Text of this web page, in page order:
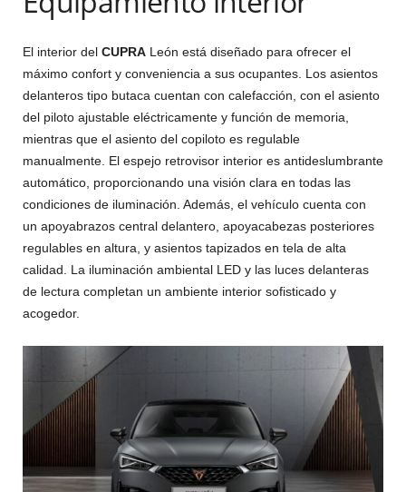
El interior del CUPRA León está diseñado para ofrecer el
máximo confort y conveniencia a sus ocupantes. Los asientos
delanteros tipo butaca cuentan con calefacción, con el asiento
del piloto ajustable eléctricamente y función de memoria,
mientras que el asiento del copiloto es regulable
manualmente. El espejo retrovisor interior es antideslumbrante
automático, proporcionando una visión clara en todas las
condiciones de iluminación. Además, el vehículo cuenta con
un apoyabrazos central delantero, apoyacabezas posteriores
regulables en altura, y asientos tapizados en tela de alta
calidad. La iluminación ambiental LED y las luces delanteras
de lectura completan un ambiente interior sofisticado y
acogedor.